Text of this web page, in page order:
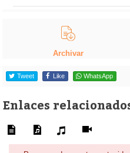
Archivar
Tweet Like WhatsApp
Enlaces